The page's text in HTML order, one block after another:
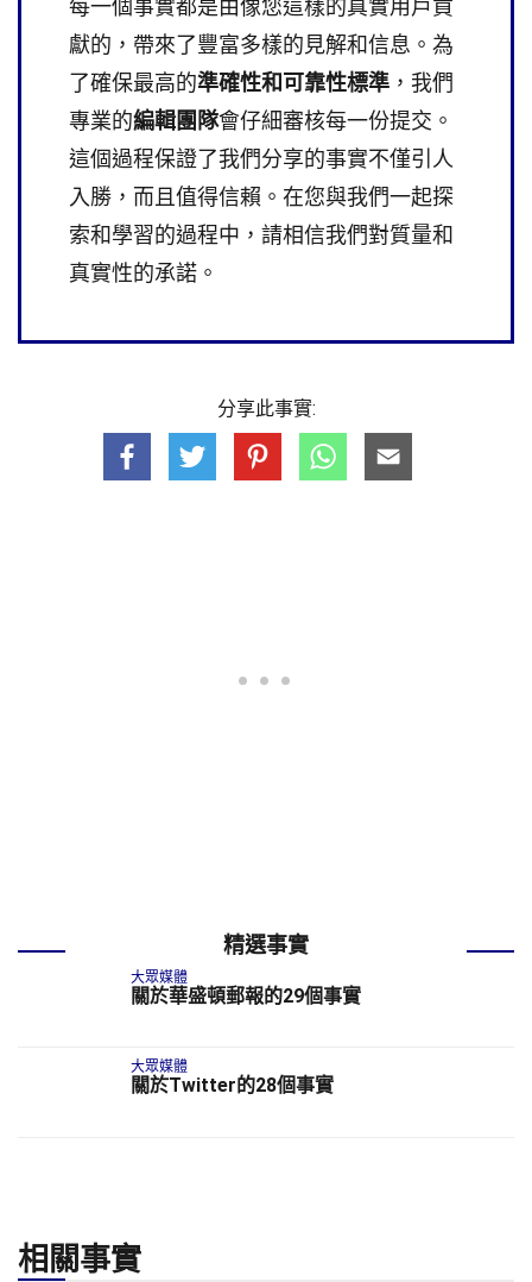
每一個事實都是由像您這樣的真實用戶貢
獻的，帶來了豐富多樣的見解和信息。為
了確保最高的準確性和可靠性標準 ，我們
專業的編輯團隊會仔細審核每一份提交。
這個過程保證了我們分享的事實不僅引人
入勝，而且值得信賴。在您與我們一起探
索和學習的過程中，請相信我們對質量和
真實性的承諾。
分享此事實:
精選事實
大眾媒體
關於華盛頓郵報的29個事實
大眾媒體
關於Twitter的28個事實
相關事實